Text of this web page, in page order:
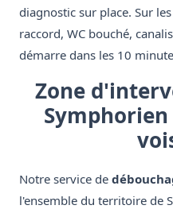
diagnostic sur place. Sur
raccord, WC bouché,
démarre dans les 10
Zone
Notre service de
l'ensemble du territoire de